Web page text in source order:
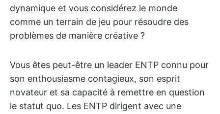
dynamique et vous considérez le monde
comme un terrain de jeu pour résoudre des
problèmes de manière créative ?
Vous êtes peut-être un leader ENTP connu pour
son enthousiasme contagieux, son esprit
novateur et sa capacité à remettre en question
le statut quo. Les ENTP dirigent avec une